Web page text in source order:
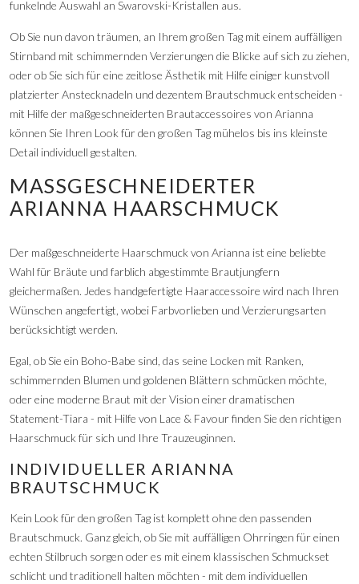
funkelnde Auswahl an Swarovski-Kristallen aus.
Ob Sie nun davon träumen, an Ihrem großen Tag mit einem auffälligen
Stirnband mit schimmernden Verzierungen die Blicke auf sich zu ziehen,
oder ob Sie sich für eine zeitlose Ästhetik mit Hilfe einiger kunstvoll
platzierter Anstecknadeln und dezentem Brautschmuck entscheiden -
mit Hilfe der maßgeschneiderten Brautaccessoires von Arianna
können Sie Ihren Look für den großen Tag mühelos bis ins kleinste
Detail individuell gestalten.
MASSGESCHNEIDERTER A
RIANNA HAARSCHMUCK
Der maßgeschneiderte Haarschmuck von Arianna ist eine beliebte
Wahl für Bräute und farblich abgestimmte Brautjungfern
gleichermaßen. Jedes handgefertigte Haaraccessoire wird nach Ihren
Wünschen angefertigt, wobei Farbvorlieben und Verzierungsarten
berücksichtigt werden.
Egal, ob Sie ein Boho-Babe sind, das seine Locken mit Ranken,
schimmernden Blumen und goldenen Blättern schmücken möchte,
oder eine moderne Braut mit der Vision einer dramatischen
Statement-Tiara - mit Hilfe von Lace & Favour finden Sie den richtigen
Haarschmuck für sich und Ihre Trauzeuginnen.
INDIVIDUELLER ARIANNA
BRAUTSCHMUCK
Kein Look für den großen Tag ist komplett ohne den passenden
Brautschmuck. Ganz gleich, ob Sie mit auffälligen Ohrringen für einen
echten Stilbruch sorgen oder es mit einem klassischen Schmuckset
schlicht und traditionell halten möchten - mit dem individuellen